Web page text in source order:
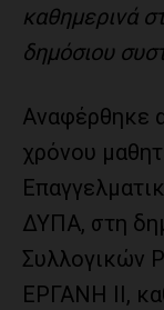
καθημερινά
δημόσιου
Αναφέρθηκε
χρόνου
ΔΥΠΑ, στη
Συλλογικών
ΕΡΓΑΝΗ ΙΙ,